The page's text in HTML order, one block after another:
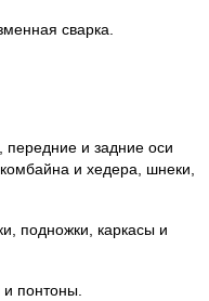
сварка.
и задние оси
и хедера, шнеки,
подножки, каркасы и
понтоны.